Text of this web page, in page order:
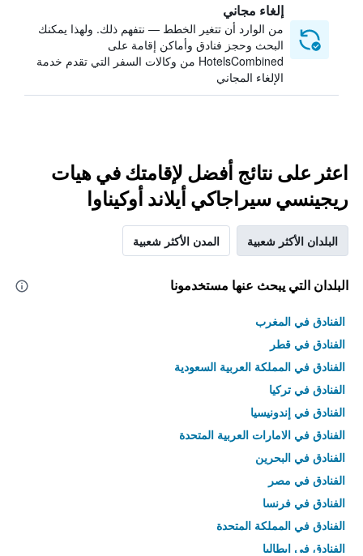
إلغاء مجاني
من الوارد أن تتغير الخطط — نتفهم ذلك. ولهذا يمكنك
البحث وحجز فنادق وأماكن إقامة على
HotelsCombined من وكالات السفر التي تقدم خدمة
الإلغاء المجاني
اعثر على نتائج أفضل لإقامتك في هيات
ريجينسي سيراجاكي أيلاند أوكيناوا
البلدان الأكثر شعبية المدن الأكثر شعبية
البلدان التي يبحث عنها مستخدمونا
الفنادق في المغرب
الفنادق في قطر
الفنادق في المملكة العربية السعودية
الفنادق في تركيا
الفنادق في إندونيسيا
الفنادق في الامارات العربية المتحدة
الفنادق في البحرين
الفنادق في مصر
الفنادق في فرنسا
الفنادق في المملكة المتحدة
الفنادق في إيطاليا